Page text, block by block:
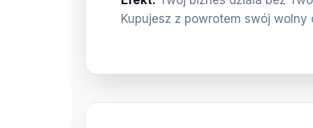
Kupujesz z powrotem swój wolny